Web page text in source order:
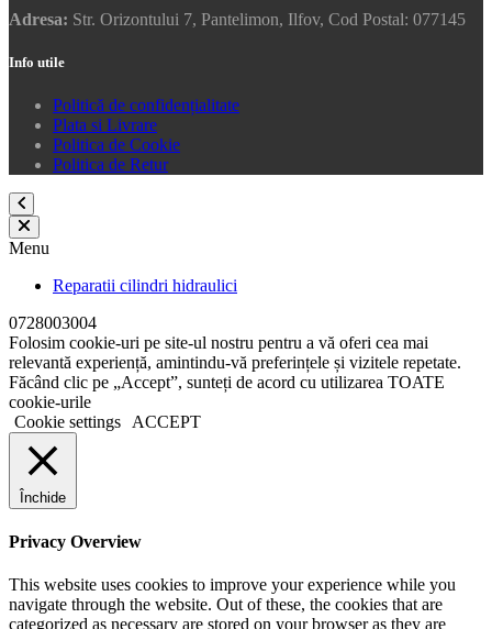
Adresa: Str. Orizontului 7, Pantelimon, Ilfov, Cod Postal: 077145
Info utile
Politică de confidențialitate
Plata si Livrare
Politica de Cookie
Politica de Retur
Menu
Reparatii cilindri hidraulici
0728003004
Folosim cookie-uri pe site-ul nostru pentru a vă oferi cea mai
relevantă experiență, amintindu-vă preferințele și vizitele repetate.
Făcând clic pe „Accept”, sunteți de acord cu utilizarea TOATE
cookie-urile
Cookie settings
ACCEPT
Închide
Privacy Overview
This website uses cookies to improve your experience while you
navigate through the website. Out of these, the cookies that are
categorized as necessary are stored on your browser as they are